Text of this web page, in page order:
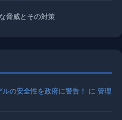
脅威とその対策
の安全性を政府に警告！ に 管理